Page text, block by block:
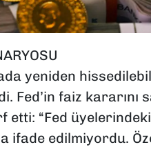
yeniden
Fed’in faiz kararını
“Fed
ifade edilmiyordu.